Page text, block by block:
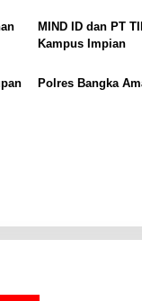
MIND ID dan PT
Kampus Impian
Polres Bangka